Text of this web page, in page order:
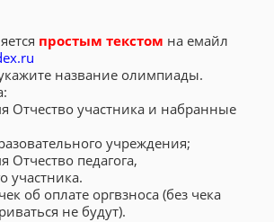
простым текстом на емайл
название олимпиады.
участника и набранные
учреждения;
педагога,
участника.
об оплате оргвзноса (без чека
не будут).